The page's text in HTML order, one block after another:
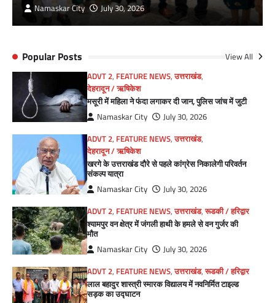
Namaskar City July 30, 2026
Popular Posts View All
ADVT 2, FEATURE NEWS,उत्तराखंड,
देहरादून / ऋषिकेश
मसूरी में महिला ने फंदा लगाकर दी जान, पुलिस जांच में जुटी
Namaskar City
July 30, 2026
ADVT 2, FEATURE NEWS,उत्तराखंड,
देहरादून / ऋषिकेश
खरगे के उत्तराखंड दौरे से पहले कांग्रेस निकालेगी परिवर्तन
संकल्प यात्रा
Namaskar City
July 30, 2026
ADVT 2, FEATURE NEWS,उत्तराखंड,रूडकी / हरिद्वार
श्यामपुर वन क्षेत्र में जंगली हाथी के हमले से वन गुर्जर की
मौत
Namaskar City
July 30, 2026
ADVT 2, FEATURE NEWS,उत्तराखंड,रूडकी / हरिद्वार
लाल बहादुर शास्त्री स्मारक विद्यालय में नवनिर्मित टाइल्ड
सड़क का उद्घाटन